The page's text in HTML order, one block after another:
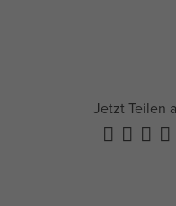
Jetzt Teilen